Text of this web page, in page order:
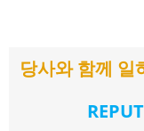
당사와 함께 일